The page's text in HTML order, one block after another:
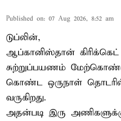
Published on: 07 Aug 2026, 8:52 am
டுப்லின்,
ஆப்கானிஸ்தான் கிரிக்கெட்
சுற்றுப்பயணம்
கொண்ட ஒருநாள்
வருகிறது.
அதன்படி இரு